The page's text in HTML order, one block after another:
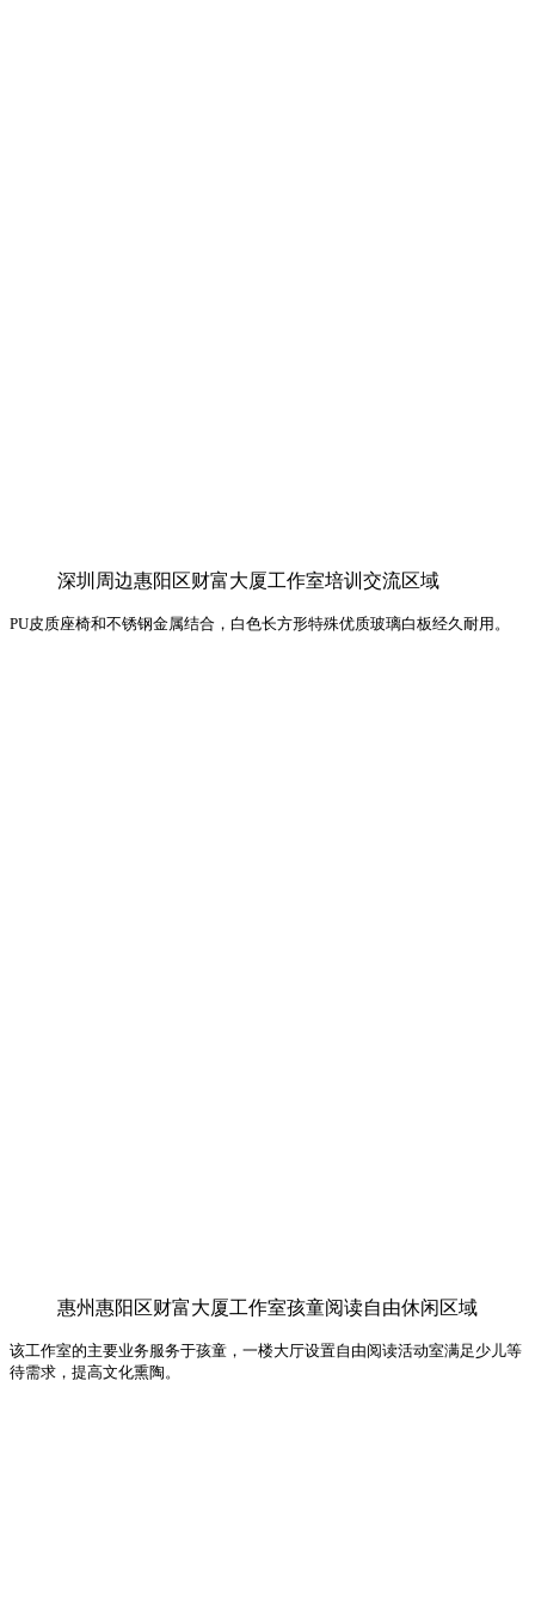
深圳周边惠阳区财富大厦工作室培训交流区域
PU皮质座椅和不锈钢金属结合，白色长方形特殊优质玻璃白板经久耐用。
惠州惠阳区财富大厦工作室孩童阅读自由休闲区域
该工作室的主要业务服务于孩童，一楼大厅设置自由阅读活动室满足少儿等
待需求，提高文化熏陶。